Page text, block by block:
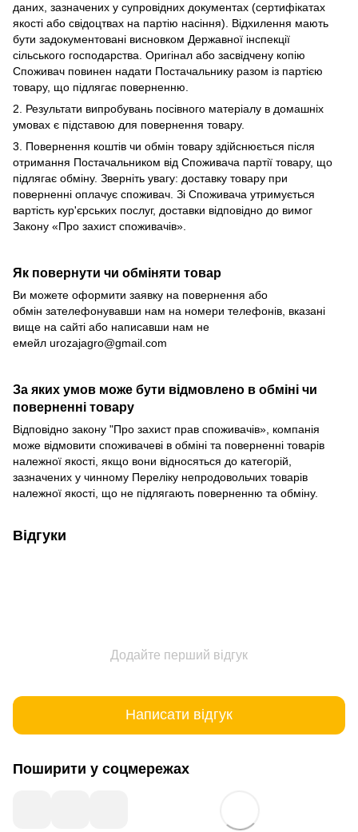
даних, зазначених у супровідних документах (сертифікатах
якості або свідоцтвах на партію насіння). Відхилення мають
бути задокументовані висновком Державної інспекції
сільського господарства. Оригінал або засвідчену копію
Споживач повинен надати Постачальнику разом із партією
товару, що підлягає поверненню.
2. Результати випробувань посівного матеріалу в домашніх
умовах є підставою для повернення товару.
3. Повернення коштів чи обмін товару здійснюється після
отримання Постачальником від Споживача партії товару, що
підлягає обміну. Зверніть увагу: доставку товару при
поверненні оплачує споживач. Зі Споживача утримується
вартість кур'єрських послуг, доставки відповідно до вимог
Закону «Про захист споживачів».
Як повернути чи обміняти товар
Ви можете оформити заявку на повернення або
обмін зателефонувавши нам на номери телефонів, вказані
вище на сайті або написавши нам не
емейл urozajagro@gmail.com
За яких умов може бути відмовлено в обміні чи
поверненні товару
Відповідно закону "Про захист прав споживачів» , компанія
може відмовити споживачеві в обміні та поверненні товарів
належної якості, якщо вони відносяться до категорій,
зазначених у чинному Переліку непродовольчих товарів
належної якості, що не підлягають поверненню та обміну.
Відгуки
Додайте перший відгук
Написати відгук
Поширити у соцмережах